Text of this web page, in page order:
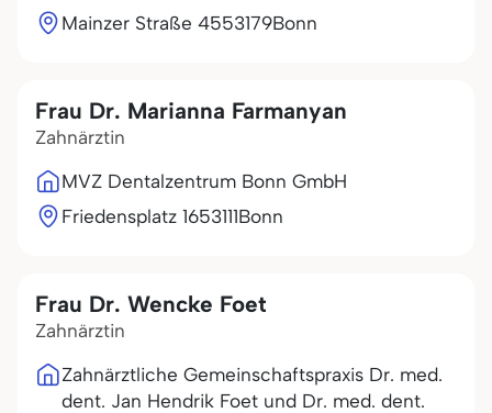
Mainzer Straße 4553179Bonn
Frau Dr. Marianna Farmanyan
Zahnärztin
MVZ Dentalzentrum Bonn GmbH
Friedensplatz 1653111Bonn
Frau Dr. Wencke Foet
Zahnärztin
Zahnärztliche Gemeinschaftspraxis Dr. med.
dent. Jan Hendrik Foet und Dr. med. dent.